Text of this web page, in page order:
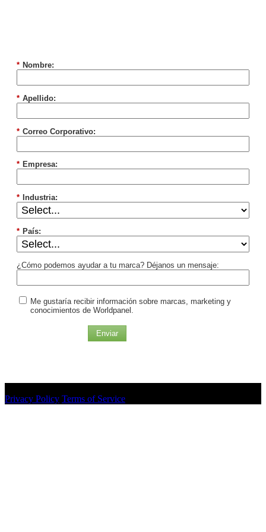
* Nombre:
* Apellido:
* Correo Corporativo:
* Empresa:
* Industria:
* País:
¿Cómo podemos ayudar a tu marca? Déjanos un mensaje:
Me gustaría recibir información sobre marcas, marketing y
conocimientos de Worldpanel.
Enviar
Privacy Policy Terms of Service